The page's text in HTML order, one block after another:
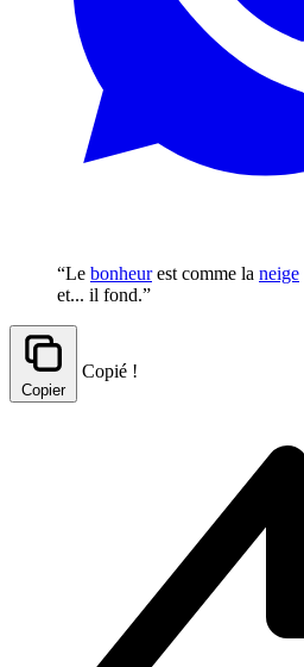
“Le bonheurest comme la neige
et... il fond.”
Copier
Copié !